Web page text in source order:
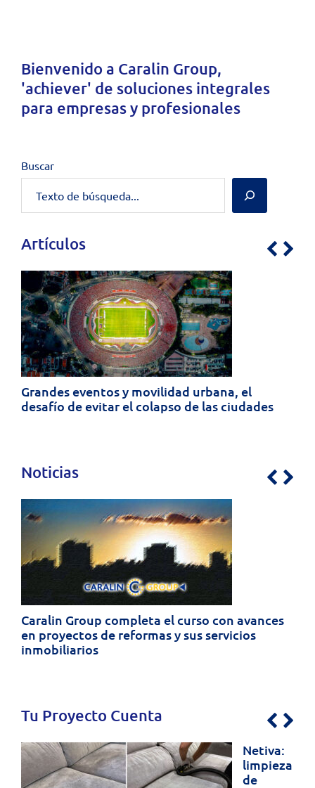
Bienvenido a Caralin Group,
'achiever' de soluciones integrales
para empresas y profesionales
Buscar
Artículos
Grandes eventos y movilidad urbana, el
desafío de evitar el colapso de las ciudades
Noticias
Caralin Group completa el curso con avances
en proyectos de reformas y sus servicios
inmobiliarios
Tu Proyecto Cuenta
Netiva:
limpieza
de